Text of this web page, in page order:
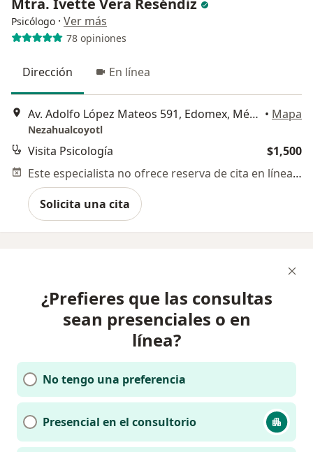
Mtra. Ivette Vera Reséndiz
Psicólogo · Ver más
78 opiniones
Dirección En línea
Av. Adolfo López Mateos 591, Edomex, México, Nezahualcóyotl • Mapa
Nezahualcoyotl
Visita Psicología
$1,500
Este especialista no ofrece reserva de cita en línea en esta dirección.
Solicita una cita
¿Prefieres que las consultas
sean presenciales o en
línea?
No tengo una preferencia
Presencial en el consultorio